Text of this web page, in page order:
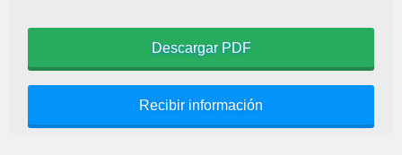
Descargar PDF
Recibir información